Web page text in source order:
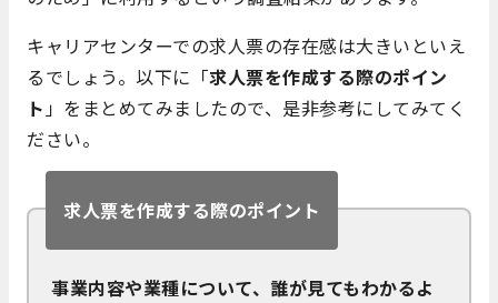
キャリアセンターでの求人票の存在感は大きいといえ
るでしょう。以下に「求人票を作成する際のポイン
ト 」をまとめてみましたので、是非参考にしてみてく
ださい。
求人票を作成する際のポイント
事業内容や業種について、誰が見てもわかるよ